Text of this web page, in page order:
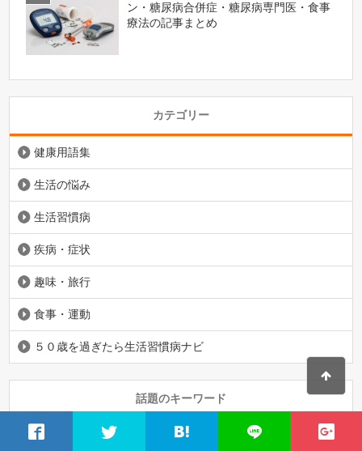
ン・糖尿病合併症・糖尿病専門医・食事
療法の記事まとめ
カテゴリー
健康用語集
生活の悩み
生活習慣病
疾病・症状
趣味・旅行
食事・運動
５０歳を過ぎたら生活習慣病ナビ
話題のキーワード
HbA1c うつ病 インスリン